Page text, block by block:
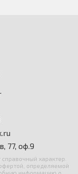
77, оф.9
характер.
определяемой
информацию о